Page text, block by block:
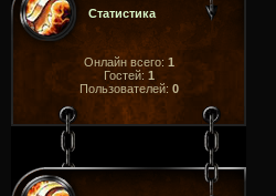
Статистика
Онлайн всего: 1
Гостей: 1
Пользователей: 0